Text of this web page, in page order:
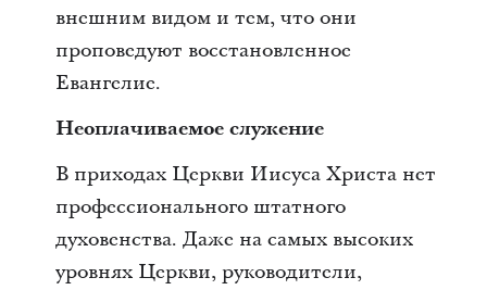
внешним видом и тем, что они
проповедуют восстановленное
Евангелие.
Неоплачиваемое служение
В приходах Церкви Иисуса Христа нет
профессионального штатного
духовенства. Даже на самых высоких
уровнях Церкви, руководители,